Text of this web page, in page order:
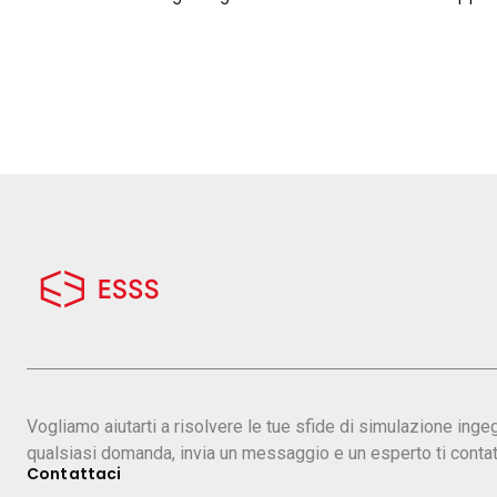
Vogliamo aiutarti a risolvere le tue sfide di simulazione
qualsiasi domanda, invia un messaggio e un esperto ti
Contattaci